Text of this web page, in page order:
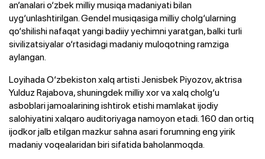
an’analari o‘zbek milliy musiqa madaniyati bilan
uyg‘unlashtirilgan. Gendel musiqasiga milliy cholg‘ularning
qo‘shilishi nafaqat yangi badiiy yechimni yaratgan, balki turli
sivilizatsiyalar o‘rtasidagi madaniy muloqotning ramziga
aylangan.
Loyihada O‘zbekiston xalq artisti Jenisbek Piyozov, aktrisa
Yulduz Rajabova, shuningdek milliy xor va xalq cholg‘u
asboblari jamoalarining ishtirok etishi mamlakat ijodiy
salohiyatini xalqaro auditoriyaga namoyon etadi. 160 dan ortiq
ijodkor jalb etilgan mazkur sahna asari forumning eng yirik
madaniy voqealaridan biri sifatida baholanmoqda.